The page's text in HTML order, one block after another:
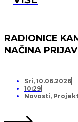
RADIONICE
NAČINA
Sri, 10.06.2026
10:29
Novosti,